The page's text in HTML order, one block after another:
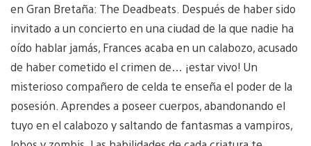
en Gran Bretaña: The Deadbeats. Después de haber sido
invitado a un concierto en una ciudad de la que nadie ha
oído hablar jamás, Frances acaba en un calabozo, acusado
de haber cometido el crimen de… ¡estar vivo! Un
misterioso compañero de celda te enseña el poder de la
posesión. Aprendes a poseer cuerpos, abandonando el
tuyo en el calabozo y saltando de fantasmas a vampiros,